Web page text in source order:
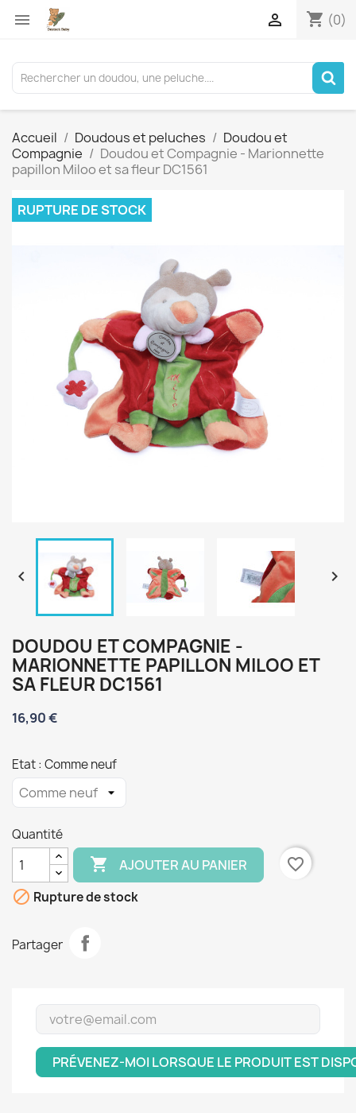
 shopping_cart (0)

Accueil Doudous et peluches
Doudou et
Compagnie
Doudou et Compagnie - Marionnette
papillon Miloo et sa fleur DC1561
RUPTURE DE STOCK
 
DOUDOU ET COMPAGNIE -
MARIONNETTE PAPILLON MILOO ET
SA FLEUR DC1561
16,90 €
Etat : Comme neuf
Quantité
 AJOUTER AU PANIER
favorite_border
 Rupture de stock
Partager
PRÉVENEZ-MOI LORSQUE LE PRODUIT EST